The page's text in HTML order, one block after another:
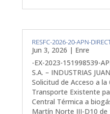
RESFC-2026-20-APN-
Jun 3, 2026 | Enre
-EX-2023-151998539-
S.A. – INDUSTRIAS
Solicitud de Acceso a la
Transporte Existente
Central Térmica a
Martín Norte III-D10 de